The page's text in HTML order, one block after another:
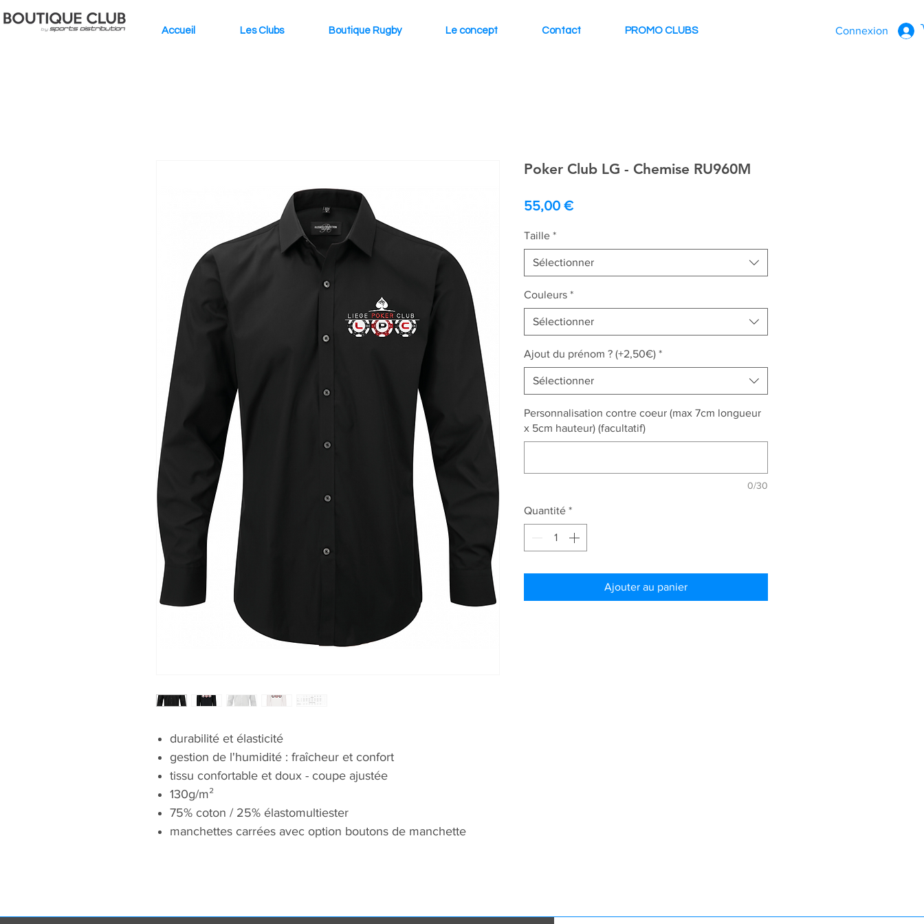
Accueil Les Clubs Boutique Rugby Le concept Contact PROMO CLUBS Connexion
durabilité et élasticité
gestion de l'humidité : fraîcheur et confort
tissu confortable et doux - coupe ajustée
130g/m²
75% coton / 25% élastomultiester
manchettes carrées avec option boutons de manchette
Poker Club LG - Chemise RU960M
55,00 €Prix
Taille *
Sélectionner
Couleurs *
Sélectionner
Ajout du prénom ? (+2,50€) *
Sélectionner
Personnalisation contre coeur (max 7cm longueur
x 5cm hauteur) (facultatif)
0/30
Quantité *
Ajouter au panier